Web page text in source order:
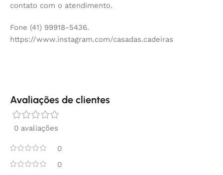
contato com o atendimento.
Fone (41) 99918-5436.
https://www.instagram.com/casadas.cadeiras
Avaliações de clientes
0 avaliações
0
0